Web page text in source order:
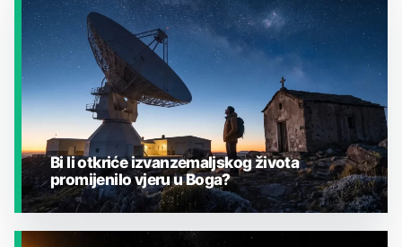
JESTE LI ZNALI?
Bi li otkriće izvanzemaljskog života
promijenilo vjeru u Boga?